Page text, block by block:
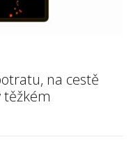
na cestě
těžkém